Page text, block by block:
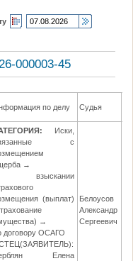
000003-45
по делу Судья
Иски,
с
→
взыскании
(выплат)
→
договору ОСАГО
Елена
Белоусов
Александр
Сергеевич